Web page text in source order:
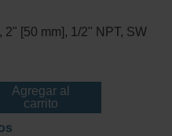
[50 mm], 1/2" NPT, SW
Agregar al
carrito